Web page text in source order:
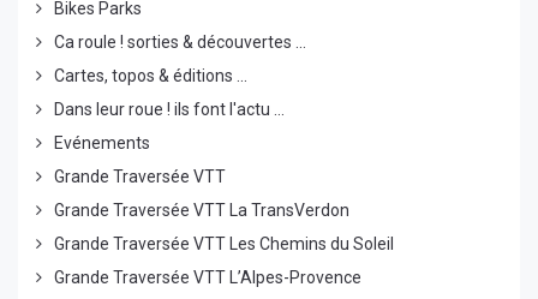
Bikes Parks
Ca roule ! sorties & découvertes ...
Cartes, topos & éditions ...
Dans leur roue ! ils font l'actu ...
Evénements
Grande Traversée VTT
Grande Traversée VTT La TransVerdon
Grande Traversée VTT Les Chemins du Soleil
Grande Traversée VTT L’Alpes-Provence